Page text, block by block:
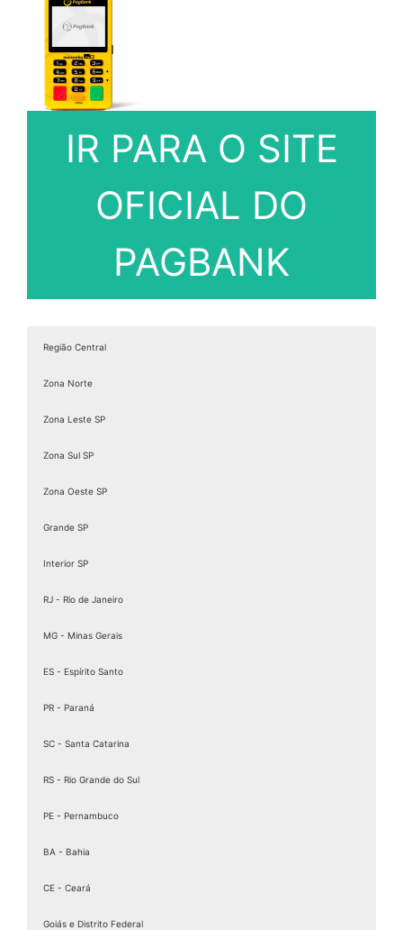
IR PARA O SITE
OFICIAL DO
PAGBANK
Região Central
Zona Norte
Zona Leste SP
Zona Sul SP
Zona Oeste SP
Grande SP
Interior SP
RJ - Rio de Janeiro
MG - Minas Gerais
ES - Espírito Santo
PR - Paraná
SC - Santa Catarina
RS - Rio Grande do Sul
PE - Pernambuco
BA - Bahia
CE - Ceará
Goiás e Distrito Federal